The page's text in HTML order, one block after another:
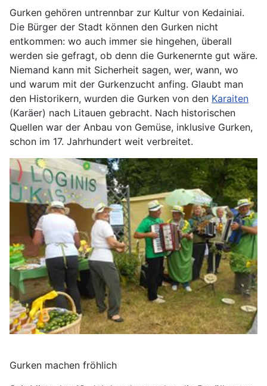
Gurken gehören untrennbar zur Kultur von Kedainiai.
Die Bürger der Stadt können den Gurken nicht
entkommen: wo auch immer sie hingehen, überall
werden sie gefragt, ob denn die Gurkenernte gut wäre.
Niemand kann mit Sicherheit sagen, wer, wann, wo
und warum mit der Gurkenzucht anfing. Glaubt man
den Historikern, wurden die Gurken von den Karaiten
(Karäer) nach Litauen gebracht. Nach historischen
Quellen war der Anbau von Gemüse, inklusive Gurken,
schon im 17. Jahrhundert weit verbreitet.
Gurken machen fröhlich